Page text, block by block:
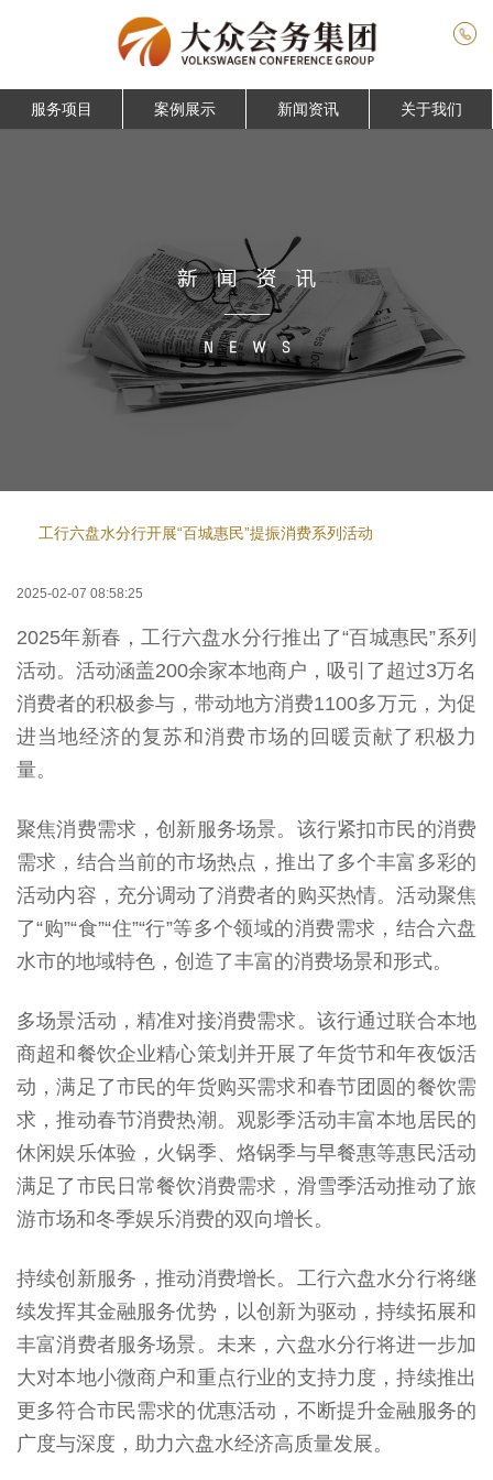
服务项目 案例展示 新闻资讯 关于我们
工行六盘水分行开展“百城惠民”提振消费系列活动
2025-02-07 08:58:25
2025年新春，工行六盘水分行推出了“百城惠民”系列
活动。活动涵盖200余家本地商户，吸引了超过3万名
消费者的积极参与，带动地方消费1100多万元，为促
进当地经济的复苏和消费市场的回暖贡献了积极力
量。
聚焦消费需求，创新服务场景。该行紧扣市民的消费
需求，结合当前的市场热点，推出了多个丰富多彩的
活动内容，充分调动了消费者的购买热情。活动聚焦
了“购”“食”“住”“行”等多个领域的消费需求，结合六盘
水市的地域特色，创造了丰富的消费场景和形式。
多场景活动，精准对接消费需求。该行通过联合本地
商超和餐饮企业精心策划并开展了年货节和年夜饭活
动，满足了市民的年货购买需求和春节团圆的餐饮需
求，推动春节消费热潮。观影季活动丰富本地居民的
休闲娱乐体验，火锅季、烙锅季与早餐惠等惠民活动
满足了市民日常餐饮消费需求，滑雪季活动推动了旅
游市场和冬季娱乐消费的双向增长。
持续创新服务，推动消费增长。工行六盘水分行将继
续发挥其金融服务优势，以创新为驱动，持续拓展和
丰富消费者服务场景。未来，六盘水分行将进一步加
大对本地小微商户和重点行业的支持力度，持续推出
更多符合市民需求的优惠活动，不断提升金融服务的
广度与深度，助力六盘水经济高质量发展。